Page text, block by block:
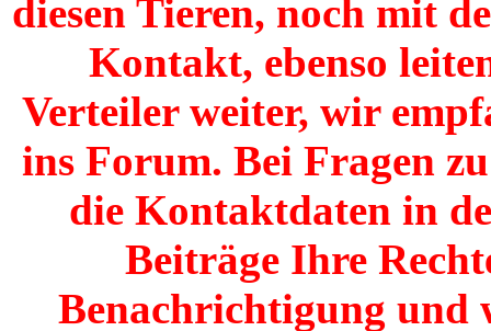
diesen Tieren, noch mit
Kontakt, ebenso
Verteiler weiter, wir
ins Forum. Bei Fragen
die Kontaktdaten in
Beiträge Ihre
Benachrichtigung und